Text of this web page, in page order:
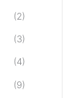
(2)
(3)
(4)
(9)